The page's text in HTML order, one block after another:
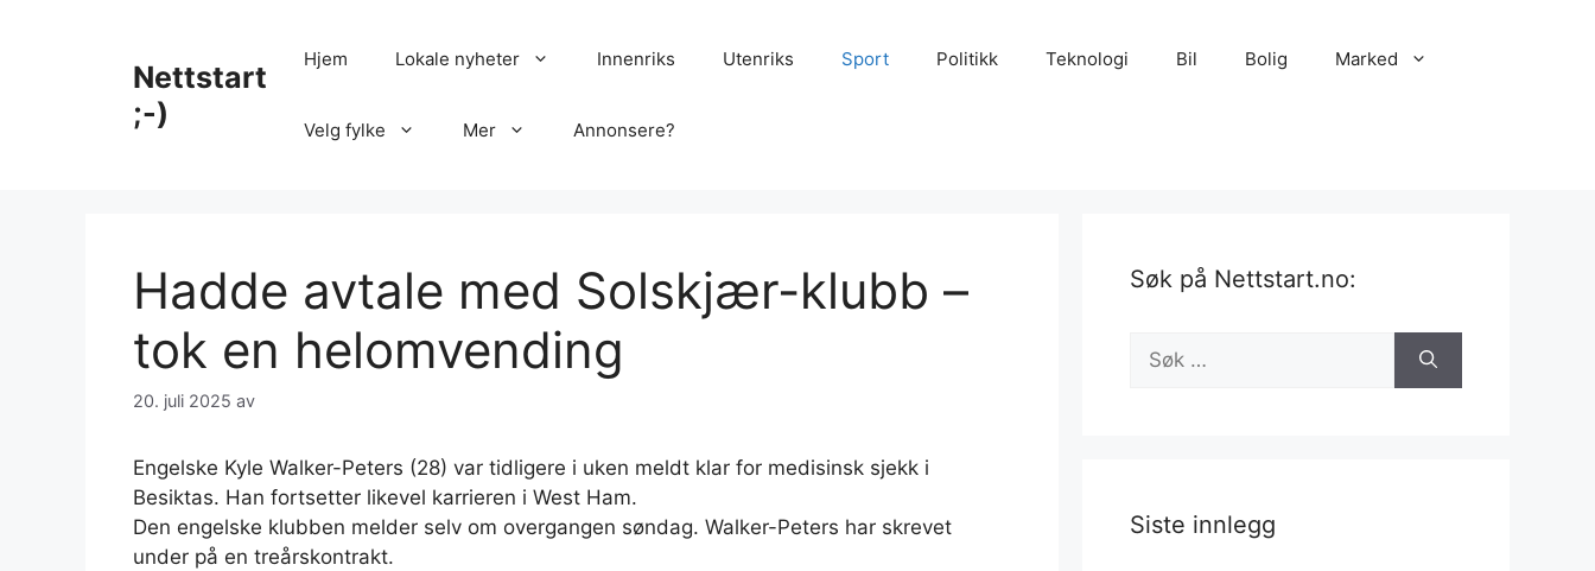
Nettstart
;-)
Hjem Lokale nyheter Innenriks Utenriks Sport Politikk Teknologi Bil Bolig Marked
Velg fylke Mer Annonsere?
Hadde avtale med Solskjær-klubb –
tok en helomvending
20. juli 2025 av
Engelske Kyle Walker-Peters (28) var tidligere i uken meldt klar for medisinsk sjekk i
Besiktas. Han fortsetter likevel karrieren i West Ham.
Den engelske klubben melder selv om overgangen søndag. Walker-Peters har skrevet
under på en treårskontrakt.
Søk på Nettstart.no:
Søk
etter:
Siste innlegg